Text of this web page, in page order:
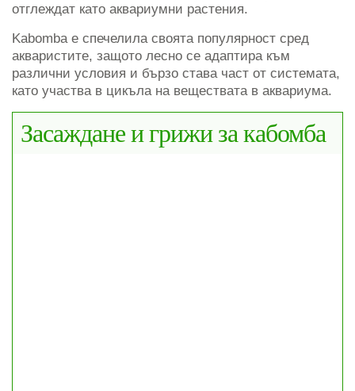
отглеждат като аквариумни растения.
Kabomba е спечелила своята популярност сред
акваристите, защото лесно се адаптира към
различни условия и бързо става част от системата,
като участва в цикъла на веществата в аквариума.
Засаждане и грижи за кабомба